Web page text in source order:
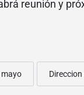
reunión y
mayo